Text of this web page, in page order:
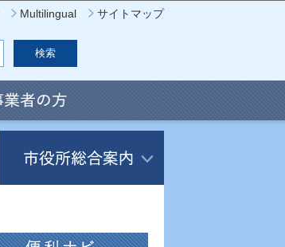
Multilingual サイトマップ